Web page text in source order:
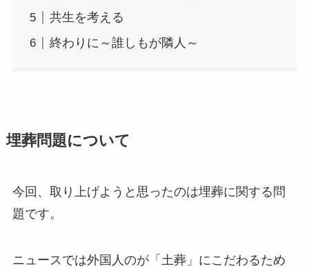
共生を考える
終わりに～誰しもが隣人～
埋葬問題について
今回、取り上げようと思ったのは埋葬に関する問
題です。
ニュースでは外国人のが「土葬」にこだわるため